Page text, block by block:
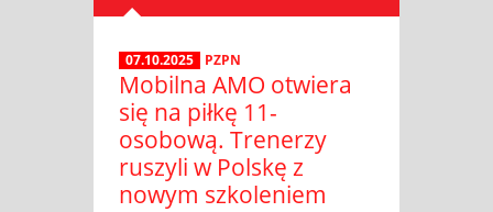
07.10.2025 PZPN
Mobilna AMO otwiera
się na piłkę 11-
osobową. Trenerzy
ruszyli w Polskę z
nowym szkoleniem